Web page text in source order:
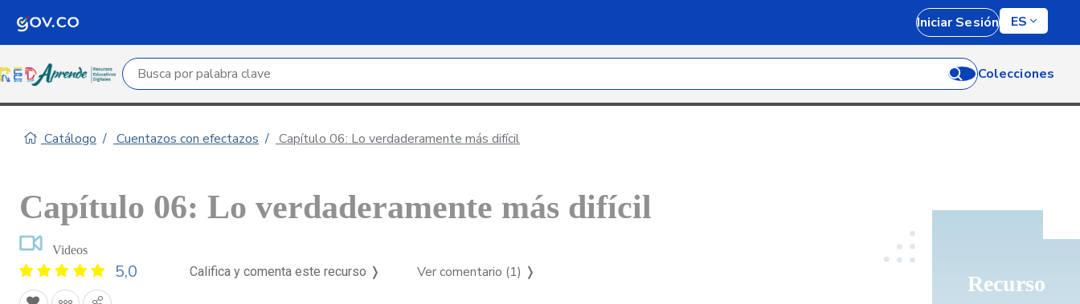
Iniciar Sesión ES
Campo de búsqueda por palabra clave Colecciones
Catálogo Cuentazos con efectazos Capítulo 06: Lo verdaderamente más difícil
Recurso
Capítulo 06: Lo verdaderamente más difícil
Videos
5,0 Califica y comenta este recurso ❭ Ver comentario (1) ❭